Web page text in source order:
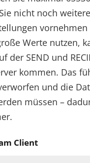
nicht noch weitere
vornehmen
Werte nutzen,
der SEND und
kommen. Das
und die
müssen –
Client